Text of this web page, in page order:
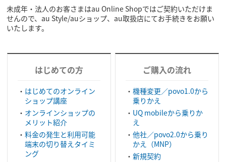
未成年・法人のお客さまはau Online Shopではご契約いただけま
せんので、au Style/auショップ、au取扱店にてお手続きをお願い
いたします。
はじめての方
はじめてのオンライン
ショップ講座
オンラインショップの
メリット紹介
料金の発生と利用可能
端末の切り替えタイミ
ング
ご購入の流れ
機種変更／povo1.0から
乗りかえ
UQ mobileから乗りか
え
他社／povo2.0から乗り
かえ（MNP）
新規契約